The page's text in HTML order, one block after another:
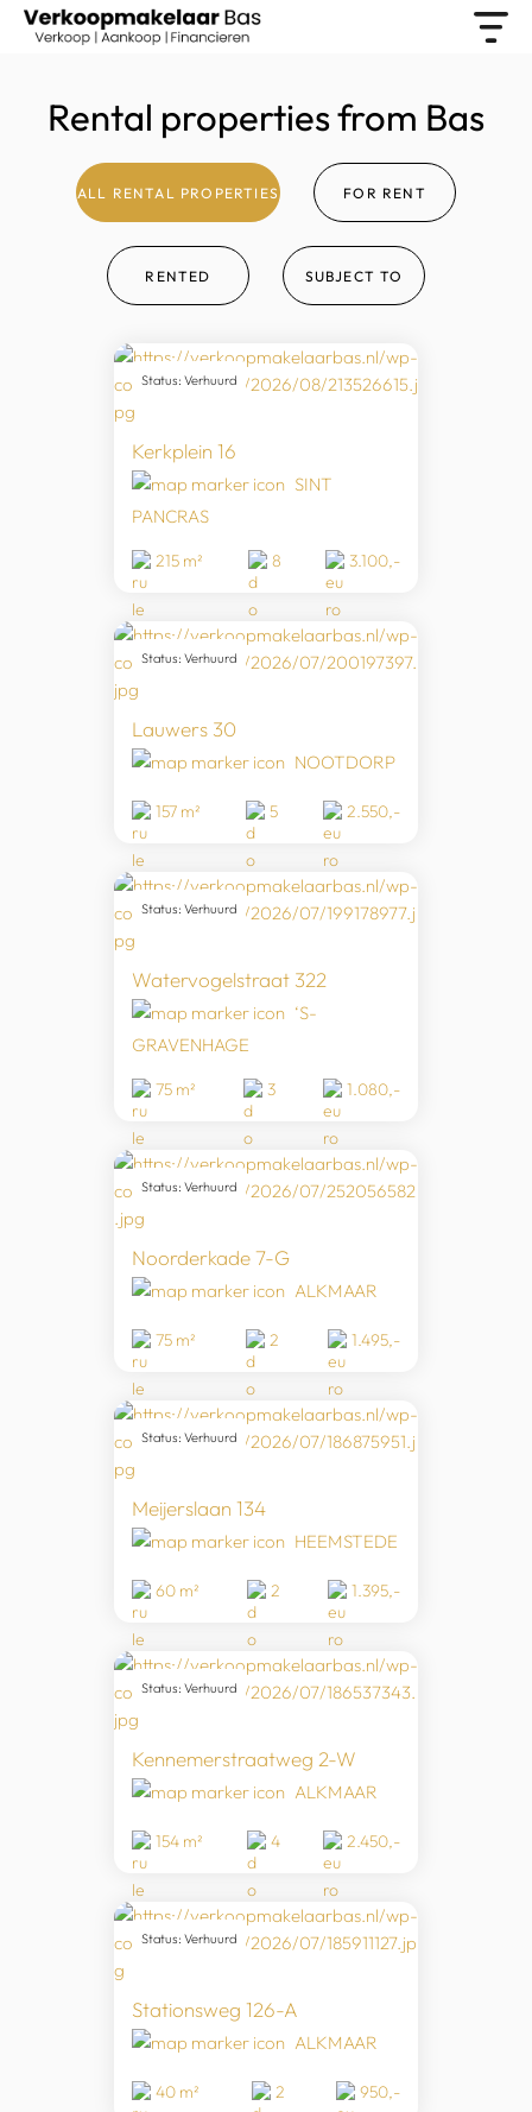
Rental properties from Bas
ALL RENTAL PROPERTIES FOR RENT
RENTED SUBJECT TO
Kerkplein 16
SINT
PANCRAS
Status: Verhuurd
215 m² 8 3.100,-
Lauwers 30
NOOTDORP
Status: Verhuurd
157 m² 5 2.550,-
Watervogelstraat 322
‘S-
GRAVENHAGE
Status: Verhuurd
75 m² 3 1.080,-
Noorderkade 7-G
ALKMAAR
Status: Verhuurd
75 m² 2 1.495,-
Meijerslaan 134
HEEMSTEDE
Status: Verhuurd
60 m² 2 1.395,-
Kennemerstraatweg 2-W
ALKMAAR
Status: Verhuurd
154 m² 4 2.450,-
Stationsweg 126-A
ALKMAAR
Status: Verhuurd
40 m² 2 950,-